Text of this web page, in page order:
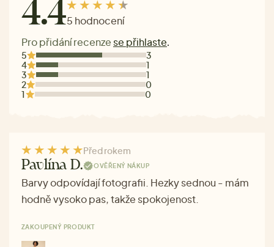
4.45 hodnocení
Pro přidání recenze se přihlaste.
5
3
4
1
3
1
2
0
1
0
Před rokem
Pavlína D. OVĚŘENÝ NÁKUP
Barvy odpovídají fotografii. Hezky sednou - mám
hodně vysoko pas, takže spokojenost.
ZAKOUPENÝ PRODUKT